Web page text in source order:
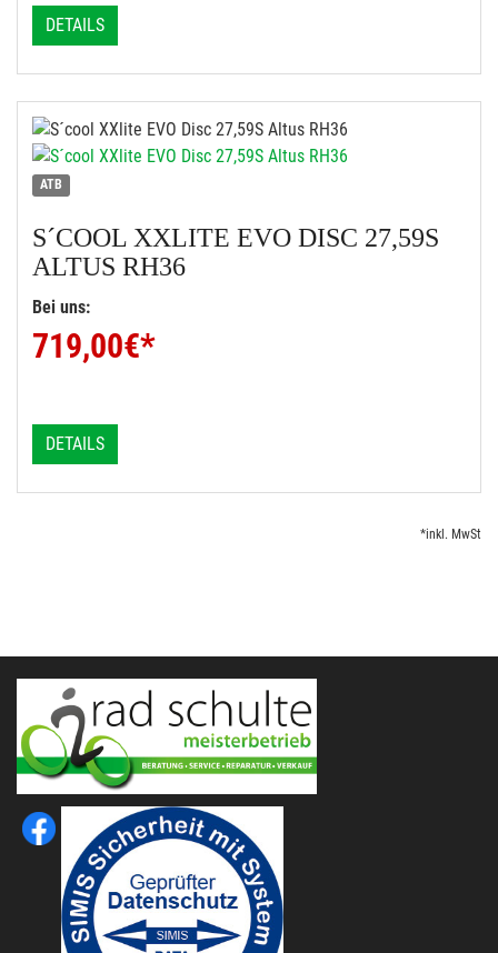
DETAILS
ATB
S´COOL XXLITE EVO DISC 27,59S
ALTUS RH36
Bei uns:
719,00€*
DETAILS
*inkl. MwSt